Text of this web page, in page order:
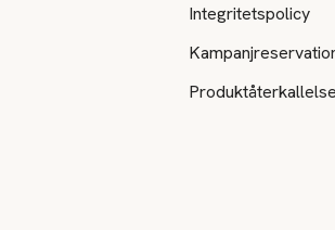
Integritetspolicy
Produktåterkallelse